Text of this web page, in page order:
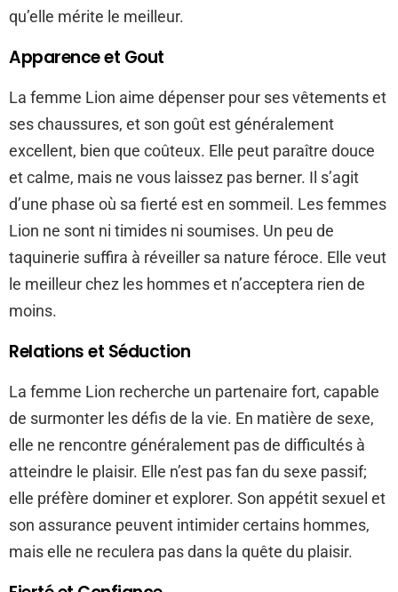
qu’elle mérite le meilleur.
Apparence et Gout
La femme Lion aime dépenser pour ses vêtements et
ses chaussures, et son goût est généralement
excellent, bien que coûteux. Elle peut paraître douce
et calme, mais ne vous laissez pas berner. Il s’agit
d’une phase où sa fierté est en sommeil. Les femmes
Lion ne sont ni timides ni soumises. Un peu de
taquinerie suffira à réveiller sa nature féroce. Elle veut
le meilleur chez les hommes et n’acceptera rien de
moins.
Relations et Séduction
La femme Lion recherche un partenaire fort, capable
de surmonter les défis de la vie. En matière de sexe,
elle ne rencontre généralement pas de difficultés à
atteindre le plaisir. Elle n’est pas fan du sexe passif;
elle préfère dominer et explorer. Son appétit sexuel et
son assurance peuvent intimider certains hommes,
mais elle ne reculera pas dans la quête du plaisir.